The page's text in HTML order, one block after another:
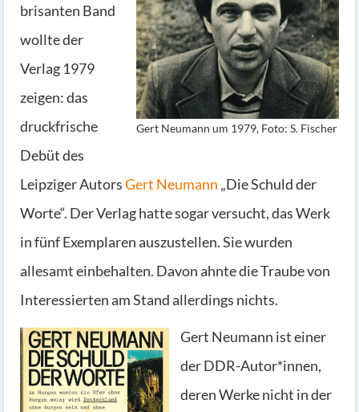
Gert Neumann um 1979, Foto: S. Fischer
brisanten Band
wollte der
Verlag 1979
zeigen: das
druckfrische
Debüt des
Leipziger AutorsGert Neumann „Die Schuld der
Worte“. Der Verlag hatte sogar versucht, das Werk
in fünf Exemplaren auszustellen. Sie wurden
allesamt einbehalten. Davon ahnte die Traube von
Interessierten am Stand allerdings nichts.
Gert Neumann ist einer
der DDR-Autor*innen,
deren Werke nicht in der